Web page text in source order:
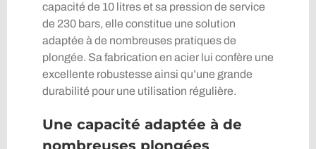
capacité de 10 litres et sa pression de service
de 230 bars, elle constitue une solution
adaptée à de nombreuses pratiques de
plongée. Sa fabrication en acier lui confère une
excellente robustesse ainsi qu’une grande
durabilité pour une utilisation régulière.
Une capacité adaptée à de
nombreuses plongées